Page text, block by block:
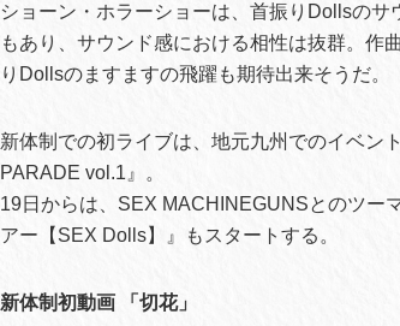
ショーン・ホラーショーは、首振りDollsの
もあり、サウンド感における相性は抜群。作
りDollsのますますの飛躍も期待出来そうだ。
新体制での初ライブは、地元九州でのイベン
PARADE vol.1』。
19日からは、SEX MACHINEGUNSとのツー
アー【SEX Dolls】』もスタートする。
新体制初動画 「切花」